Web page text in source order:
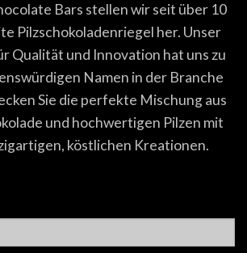
Bars stellen wir seit über 10
Pilzschokoladenriegel her. Unser
Qualität und Innovation hat uns zu
Namen in der Branche
Sie die perfekte Mischung aus
und hochwertigen Pilzen mit
köstlichen Kreationen.